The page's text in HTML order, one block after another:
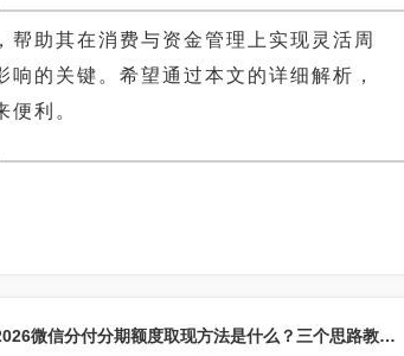
助其在消费与资金管理上实现灵活周
的关键。希望通过本文的详细解析，
利。
下一篇：2026微信分付分期额度取现方法是什么？三个思路教你微信分付取现，很多人都忽略了